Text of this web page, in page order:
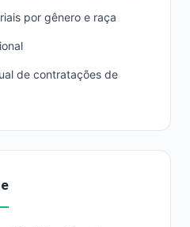
por gênero e raça
de contratações de